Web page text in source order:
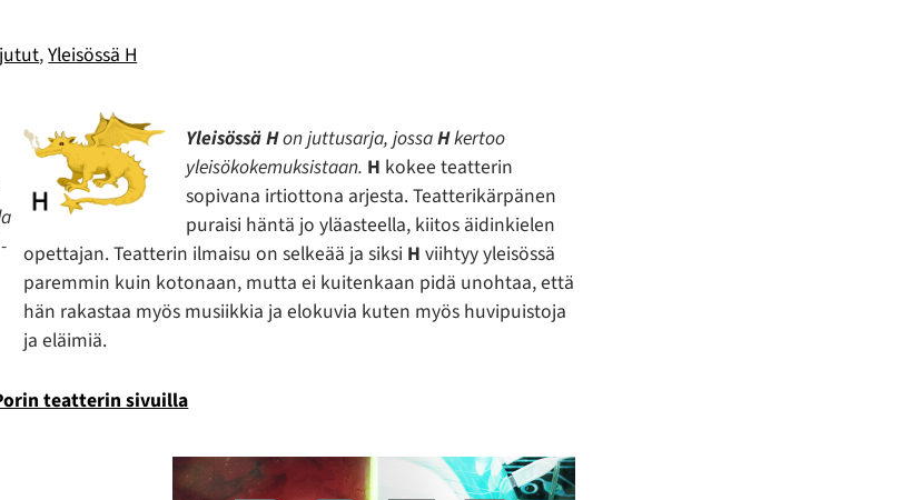
,Yleisössä H
Yleisössä Hon juttusarja, jossaHkertoo
yleisökokemuksistaan. H kokee teatterin
sopivana irtiottona arjesta. Teatterikärpänen
puraisi häntä jo yläasteella, kiitos äidinkielen
opettajan. Teatterin ilmaisu on selkeää ja siksi H viihtyy yleisössä
paremmin kuin kotonaan, mutta ei kuitenkaan pidä unohtaa, että
hän rakastaa myös musiikkia ja elokuvia kuten myös huvipuistoja
ja eläimiä.
teatterin sivuilla